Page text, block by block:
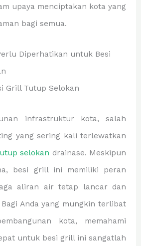
upaya menciptakan kota yang
bagi semua.
Diperhatikan untuk Besi
infrastruktur kota, salah
yang sering kali terlewatkan
selokan drainase. Meskipun
besi grill ini memiliki peran
aliran air tetap lancar dan
Anda yang mungkin terlibat
kota, memahami
untuk besi grill ini sangatlah